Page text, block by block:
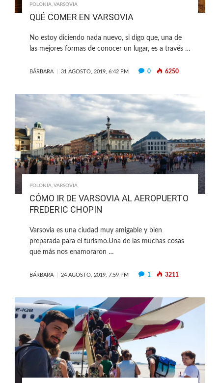
POLONIA VARSOVIA
QUÉ COMER EN VARSOVIA
No estoy diciendo nada nuevo, si digo que, una de
las mejores formas de conocer un lugar, es a través …
BÁRBARA 31 AGOSTO, 2019, 6:42 PM 0 6250
POLONIA VARSOVIA
CÓMO IR DE VARSOVIA AL AEROPUERTO
FREDERIC CHOPIN
Varsovia es una ciudad muy amigable y bien
preparada para el turismo.Una de las muchas cosas
que más nos enamoraron …
BÁRBARA 24 AGOSTO, 2019, 7:59 PM 1 3211